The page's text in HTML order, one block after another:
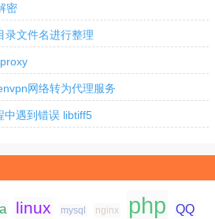
密
录文件名进行整理
网络转为代理服务
中遇到错误 libtiff5
linux mysql nginx php QQ